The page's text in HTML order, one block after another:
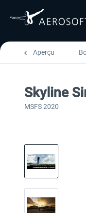
Aperçu
Skyline
MSFS 2020